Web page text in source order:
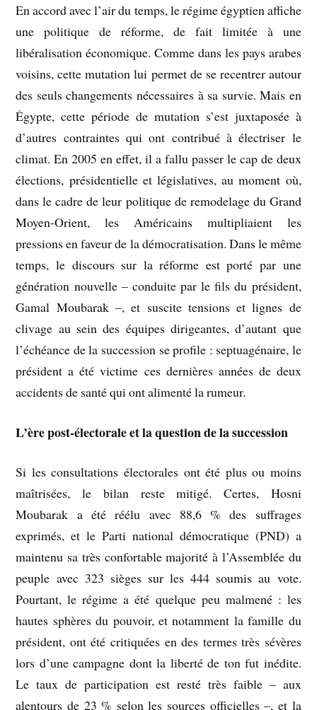
En accord avec l’air du temps, le régime égyptien affiche
une politique de réforme, de fait limitée à une
libéralisation économique. Comme dans les pays arabes
voisins, cette mutation lui permet de se recentrer autour
des seuls changements nécessaires à sa survie. Mais en
Égypte, cette période de mutation s’est juxtaposée à
d’autres contraintes qui ont contribué à électriser le
climat. En 2005 en effet, il a fallu passer le cap de deux
élections, présidentielle et législatives, au moment où,
dans le cadre de leur politique de remodelage du Grand
Moyen-Orient, les Américains multipliaient les
pressions en faveur de la démocratisation. Dans le même
temps, le discours sur la réforme est porté par une
génération nouvelle – conduite par le fils du président,
Gamal Moubarak –, et suscite tensions et lignes de
clivage au sein des équipes dirigeantes, d’autant que
l’échéance de la succession se profile : septuagénaire, le
président a été victime ces dernières années de deux
accidents de santé qui ont alimenté la rumeur.
L’ère post-électorale et la question de la succession
Si les consultations électorales ont été plus ou moins
maîtrisées, le bilan reste mitigé. Certes, Hosni
Moubarak a été réélu avec 88,6 % des suffrages
exprimés, et le Parti national démocratique (PND) a
maintenu sa très confortable majorité à l’Assemblée du
peuple avec 323 sièges sur les 444 soumis au vote.
Pourtant, le régime a été quelque peu malmené : les
hautes sphères du pouvoir, et notamment la famille du
président, ont été critiquées en des termes très sévères
lors d’une campagne dont la liberté de ton fut inédite.
Le taux de participation est resté très faible – aux
alentours de 23 % selon les sources officielles –, et la